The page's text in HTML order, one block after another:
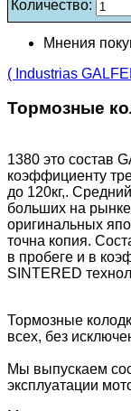
Количество:
Мнения
( Industrias
Тормозные
1380 это состав
коэффициенту
до 120кг,.
больших на
оригинальных
точна копия.
в пробеге и в
SINTERED
Тормозные
всех, без
Мы выпускаем
эксплуатации